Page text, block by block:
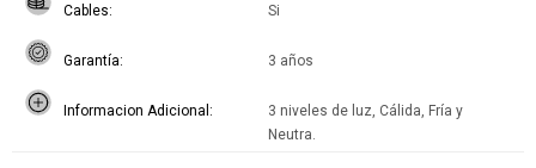
Cables Si
Garantía 3 años
Informacion Adicional
3 niveles de luz, Cálida, Fría y
Neutra.